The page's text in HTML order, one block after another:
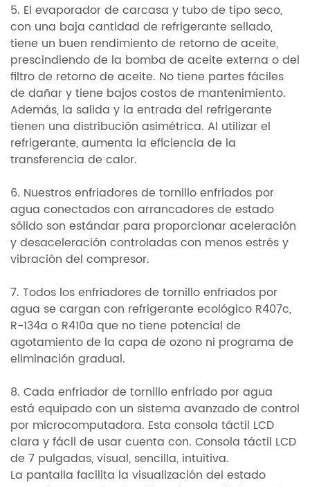
5. El evaporador de carcasa y tubo de tipo seco,
con una baja cantidad de refrigerante sellado,
tiene un buen rendimiento de retorno de aceite,
prescindiendo de la bomba de aceite externa o del
filtro de retorno de aceite. No tiene partes fáciles
de dañar y tiene bajos costos de mantenimiento.
Además, la salida y la entrada del refrigerante
tienen una distribución asimétrica. Al utilizar el
refrigerante, aumenta la eficiencia de la
transferencia de calor.
6. Nuestros enfriadores de tornillo enfriados por
agua conectados con arrancadores de estado
sólido son estándar para proporcionar aceleración
y desaceleración controladas con menos estrés y
vibración del compresor.
7. Todos los enfriadores de tornillo enfriados por
agua se cargan con refrigerante ecológico R407c,
R-134a o R410a que no tiene potencial de
agotamiento de la capa de ozono ni programa de
eliminación gradual.
8. Cada enfriador de tornillo enfriado por agua
está equipado con un sistema avanzado de control
por microcomputadora. Esta consola táctil LCD
clara y fácil de usar cuenta con. Consola táctil LCD
de 7 pulgadas, visual, sencilla, intuitiva.
La pantalla facilita la visualización del estado